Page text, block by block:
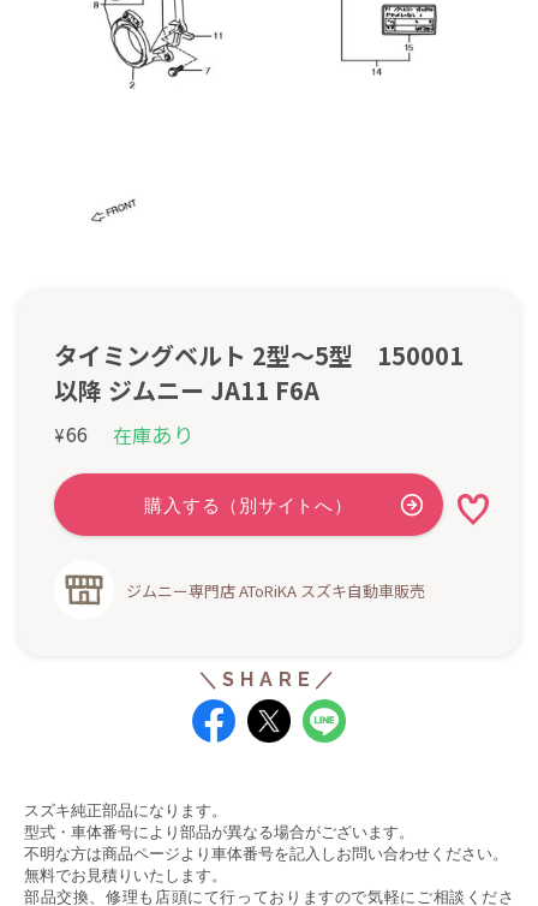
タイミングベルト 2型～5型 150001
以降 ジムニー JA11 F6A
¥66 在庫あり
ジムニー専門店 AToRiKA スズキ自動車販売
スズキ純正部品になります。
型式・車体番号により部品が異なる場合がございます。
不明な方は商品ページより車体番号を記入しお問い合わせください。
無料でお見積りいたします。
部品交換、修理も店頭にて行っておりますので気軽にご相談くださ